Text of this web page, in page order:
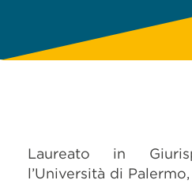
Laureato in
l’Università di